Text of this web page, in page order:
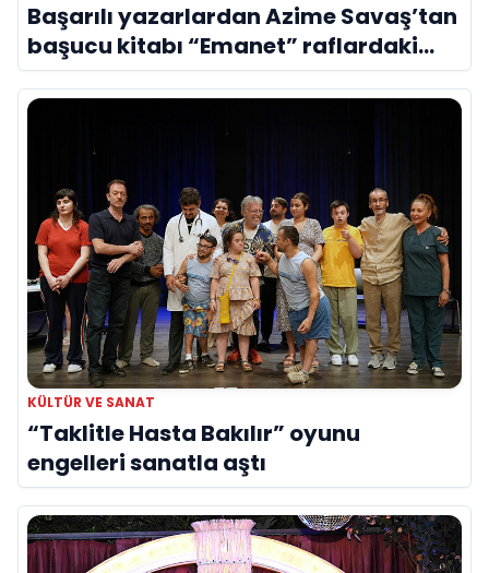
Başarılı yazarlardan Azime Savaş’tan
başucu kitabı “Emanet” raflardaki
yerini aldı
KÜLTÜR VE SANAT
“Taklitle Hasta Bakılır” oyunu
engelleri sanatla aştı